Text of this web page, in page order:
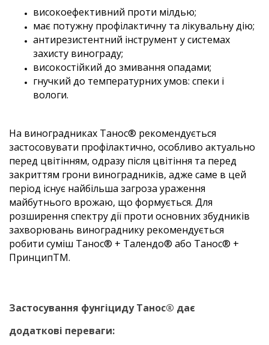
високоефективний проти мілдью;
має потужну профілактичну та лікувальну дію;
антирезистентний інструмент у системах
захисту винограду;
високостійкий до змивання опадами;
гнучкий до температурних умов: спеки і
вологи.
На виноградниках Танос® рекомендується
застосовувати профілактично, особливо актуально
перед цвітінням, одразу після цвітіння та перед
закриттям грони виноградників, адже саме в цей
період існує найбільша загроза ураження
майбутнього врожаю, що формується. Для
розширення спектру дії проти основних збудників
захворювань винограднику рекомендується
робити суміш Танос® + Талендо® або Танос® +
ПринципTM.
Застосування фунгіциду Танос® дає
додаткові переваги: